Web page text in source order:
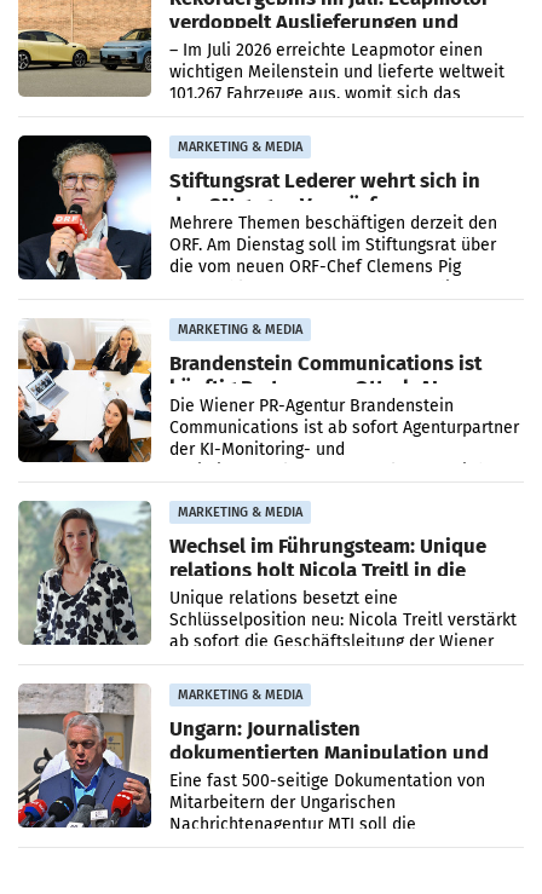
verdoppelt Auslieferungen und
überschreitet die 100.000er-Marke
– Im Juli 2026 erreichte Leapmotor einen
wichtigen Meilenstein und lieferte weltweit
101.267 Fahrzeuge aus, womit sich das
Ergebnis gegenüber Juli 2025 mehr als
verdoppelte (+102
MARKETING & MEDIA
Stiftungsrat Lederer wehrt sich in
den SN gegen Vorwürfe
Mehrere Themen beschäftigen derzeit den
ORF. Am Dienstag soll im Stiftungsrat über
die vom neuen ORF-Chef Clemens Pig
MARKETING & MEDIA
Brandenstein Communications ist
künftig Partner von OtterlyAI
Die Wiener PR-Agentur Brandenstein
Communications ist ab sofort Agenturpartner
der KI-Monitoring- und
MARKETING & MEDIA
Wechsel im Führungsteam: Unique
relations holt Nicola Treitl in die
Geschäftsleitung
Unique relations besetzt eine
Schlüsselposition neu: Nicola Treitl verstärkt
ab sofort die Geschäftsleitung der Wiener
PR-Agentur an der Seite von Josef Kalina und
Anna Kalina-Mahr.
MARKETING & MEDIA
Ungarn: Journalisten
dokumentierten Manipulation und
Zensur
Eine fast 500-seitige Dokumentation von
Mitarbeitern der Ungarischen
Nachrichtenagentur MTI soll die
systematische Nachrichten-Manipulation und